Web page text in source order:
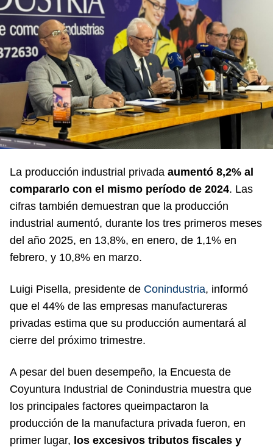
La producción industrial privada aumentó 8,2% al
compararlo con el mismo período de 2024. Las
cifras también demuestran que la producción
industrial aumentó, durante los tres primeros meses
del año 2025, en 13,8%, en enero, de 1,1% en
febrero, y 10,8% en marzo.
Luigi Pisella, presidente de Conindustria, informó
que el 44% de las empresas manufactureras
privadas estima que su producción aumentará al
cierre del próximo trimestre.
A pesar del buen desempeño, la Encuesta de
Coyuntura Industrial de Conindustria muestra que
los principales factores queimpactaron la
producción de la manufactura privada fueron, en
primer lugar, los excesivos tributos fiscales y